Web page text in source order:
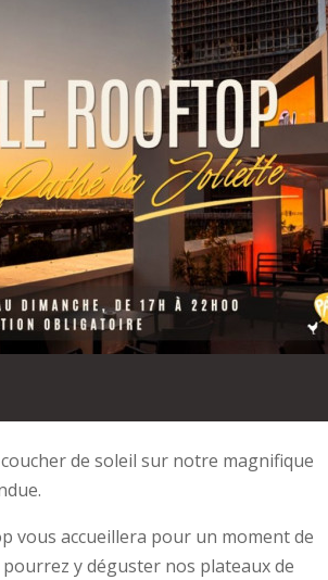
de soleil sur notre magnifique
vous accueillera pour un moment de
y déguster nos plateaux de